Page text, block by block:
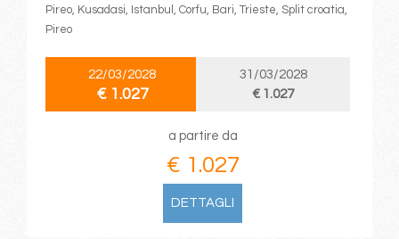
Pireo, Kusadasi, Istanbul, Corfu, Bari, Trieste, Split croatia,
Pireo
22/03/2028
€ 1.027
31/03/2028
€ 1.027
a partire da
€ 1.027
DETTAGLI